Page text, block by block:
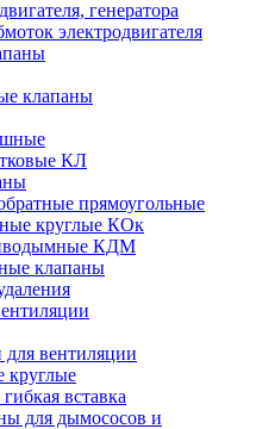
генератора
электродвигателя
клапаны
КЛ
прямоугольные
круглые КОк
КДМ
клапаны
для вентиляции
круглые
вставка
для дымососов и